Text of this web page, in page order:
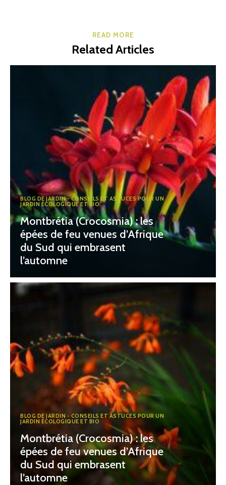
READ MORE
Related Articles
BLOG DE JARDIN - CONSEILS ET ASTUCES POUR UN
JARDIN ÉCOLOGIQUE ET BIO
Montbrétia (Crocosmia) : les
épées de feu venues d’Afrique
du Sud qui embrasent
l’automne
BLOG DE JARDIN - CONSEILS ET ASTUCES POUR UN
JARDIN ÉCOLOGIQUE ET BIO
Montbrétia (Crocosmia) : les
épées de feu venues d’Afrique
du Sud qui embrasent
l’automne